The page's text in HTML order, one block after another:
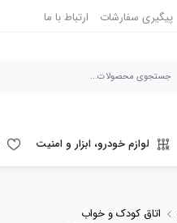
پیگیری سفارشات ارتباط با ما
لوازم خودرو، ابزار و امنیت
اتاق کودک و خواب